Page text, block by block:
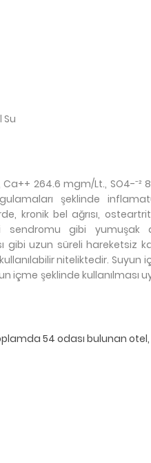
Su
264.6 mgm/Lt., SO4-ˉ²
şeklinde
kronik bel ağrısı,
sendromu gibi yumuşak
gibi uzun süreli hareketsiz
niteliktedir. Suyun
içme şeklinde kullanılması
54 odası bulunan otel,